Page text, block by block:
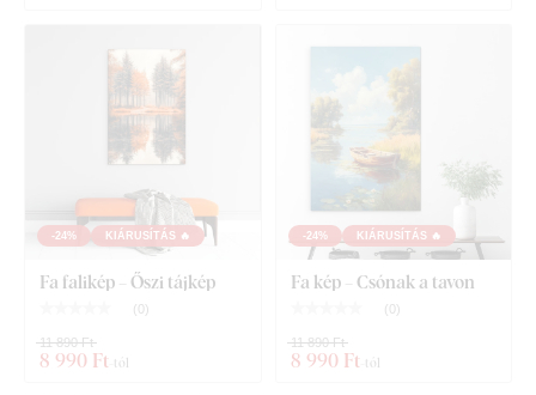
-24% KIÁRUSÍTÁS 🔥
Fa falikép – Őszi tájkép
( 0)
8 990 Ft -tól
11 890 Ft
-24% KIÁRUSÍTÁS 🔥
Fa kép – Csónak a tavon
( 0)
8 990 Ft -tól
11 890 Ft